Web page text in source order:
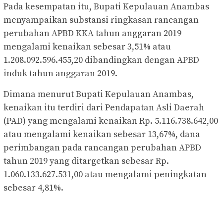
Pada kesempatan itu, Bupati Kepulauan Anambas
menyampaikan substansi ringkasan rancangan
perubahan APBD KKA tahun anggaran 2019
mengalami kenaikan sebesar 3,51% atau
1.208.092.596.455,20 dibandingkan dengan APBD
induk tahun anggaran 2019.
Dimana menurut Bupati Kepulauan Anambas,
kenaikan itu terdiri dari Pendapatan Asli Daerah
(PAD) yang mengalami kenaikan Rp. 5.116.738.642,00
atau mengalami kenaikan sebesar 13,67%, dana
perimbangan pada rancangan perubahan APBD
tahun 2019 yang ditargetkan sebesar Rp.
1.060.133.627.531,00 atau mengalami peningkatan
sebesar 4,81%.